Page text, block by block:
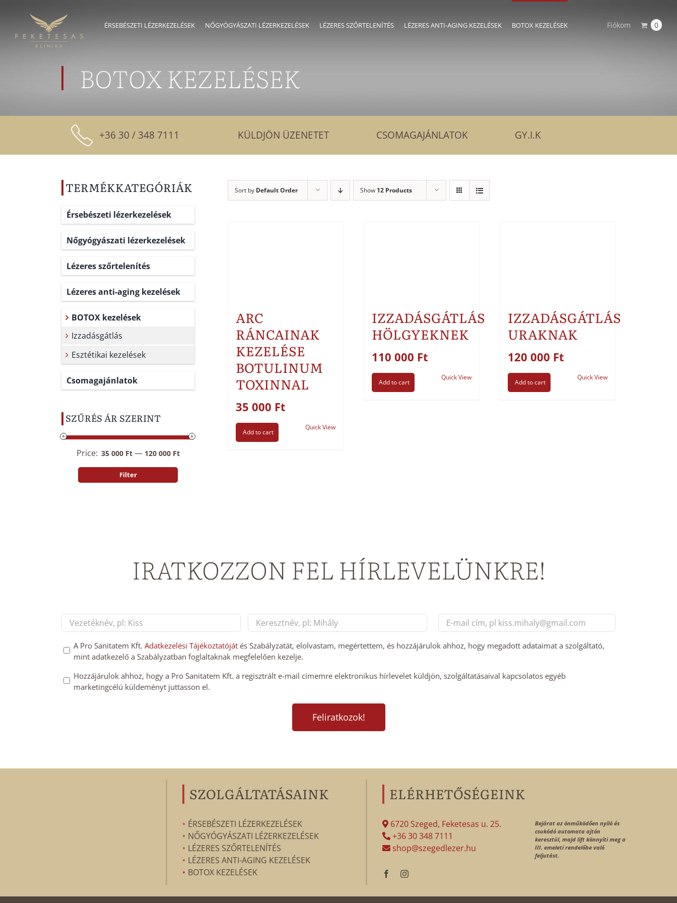
ÉRSEBÉSZETI LÉZERKEZELÉSEK NŐGYÓGYÁSZATI LÉZERKEZELÉSEK LÉZERES SZŐRTELENÍTÉS LÉZERES ANTI-AGING KEZELÉSEK BOTOX KEZELÉSEK Fiókom 0
BOTOX KEZELÉSEK
+36 30 / 348 7111 KÜLDJÖN ÜZENETET CSOMAGAJÁNLATOK GY.I.K
Sort by Default Order Show 12 Products
ARC
RÁNCAINAK
KEZELÉSE
BOTULINUM
TOXINNAL
35 000 Ft
Add to cart
Quick View
IZZADÁSGÁTLÁS
HÖLGYEKNEK
110 000 Ft
Add to cart
Quick View
IZZADÁSGÁTLÁS
URAKNAK
120 000 Ft
Add to cart
Quick View
TERMÉKKATEGÓRIÁK
Érsebészeti lézerkezelések
Nőgyógyászati lézerkezelések
Lézeres szőrtelenítés
Lézeres anti-aging kezelések
BOTOX kezelések
Izzadásgátlás
Esztétikai kezelések
Csomagajánlatok
SZŰRÉS ÁR SZERINT
Filter
Price: 35 000 Ft— 120 000 Ft
IRATKOZZON FEL HÍRLEVELÜNKRE!
Név
*
mail
cím
GDPT
hozzájárulás
A Pro Sanitatem Kft. Adatkezelési Tájékoztatójátés Szabályzatát, elolvastam, megértettem, és hozzájárulok ahhoz, hogy megadott adataimat a szolgáltató,
mint adatkezelő a Szabályzatban foglaltaknak megfelelően kezelje.
Mailchimp
feliratkozás
Hozzájárulok ahhoz, hogy a Pro Sanitatem Kft. a regisztrált e-mail címemre elektronikus hírlevelet küldjön, szolgáltatásaival kapcsolatos egyéb
marketingcélú küldeményt juttasson el.
SZOLGÁLTATÁSAINK
ÉRSEBÉSZETI LÉZERKEZELÉSEK
NŐGYÓGYÁSZATI LÉZERKEZELÉSEK
LÉZERES SZŐRTELENÍTÉS
LÉZERES ANTI-AGING KEZELÉSEK
BOTOX KEZELÉSEK
ELÉRHETŐSÉGEINK
6720 Szeged, Feketesas u. 25.
+36 30 348 7111
shop@szegedlezer.hu
Bejárat az önműködően nyíló és
csukódó automata ajtón
keresztül, majd lift könnyíti meg a
III. emeleti rendelőbe való
feljutást.